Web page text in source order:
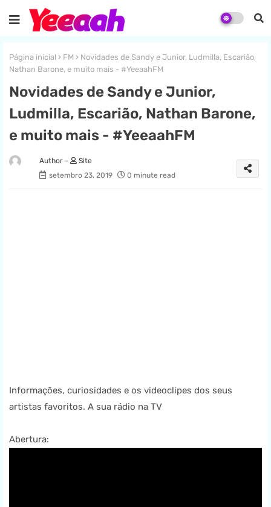
Página inicial FM
Novidades de Sandy e Junior, Ludmilla, Escarião,
Nathan Barone, e muito mais - #YeeaahFM
Novidades de Sandy e Junior,
Ludmilla, Escarião, Nathan Barone,
e muito mais - #YeeaahFM
Site
setembro 23, 2019
0 minute read
Informações, curiosidades e os videoclipes dos seus
artistas favoritos. A sua rádio na TV
Abertura: